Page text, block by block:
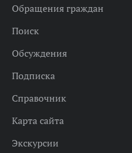
Обращения граждан
Поиск
Обсуждения
Подписка
Справочник
Карта сайта
Экскурсии